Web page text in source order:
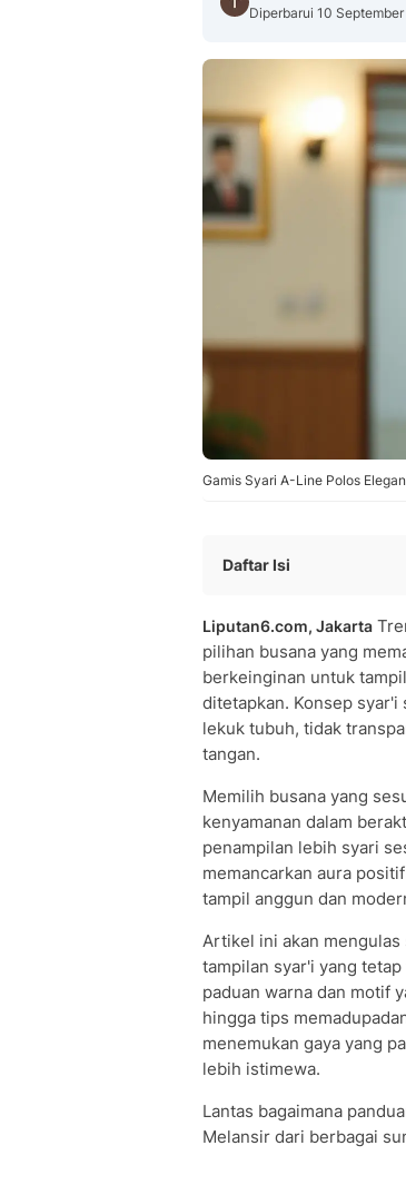
Diperbarui 10
Gamis Syari A-Line Polos
Daftar Isi
Paduan Warna dan
Model Hijab dan
Tips Memadupadankan
Inspirasi Gaya Syar'i
People Also Ask
Liputan6.com, Jakarta
pilihan busana yang
berkeinginan untuk
ditetapkan. Konsep syar'i
lekuk tubuh, tidak
tangan.
Memilih busana yang
kenyamanan dalam
penampilan lebih syari
memancarkan aura
tampil anggun dan
Artikel ini akan
tampilan syar'i yang
paduan warna dan motif
hingga tips
menemukan gaya yang
lebih istimewa.
Lantas bagaimana
Melansir dari berbagai